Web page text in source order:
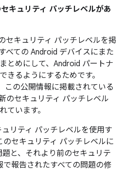
キュリティ パッチレベルがあ
セキュリティ パッチレベルを掲
べての Android デバイスにまた
とめにして、Android パートナ
きるようにするためです。
この公開情報に掲載されている
のセキュリティ パッチレベル
ています。
リティ パッチレベルを使用す
のセキュリティ パッチレベルに
題と、それより前のセキュリテ
で報告されたすべての問題の修